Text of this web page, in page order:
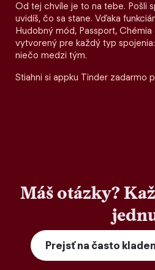
Od tej chvíle je to na tebe. Pošli
uvidíš, čo sa stane. Vďaka
Hudobný mód, Passport,
vytvorený pre každý typ
niečo medzi tým.
Stiahni si appku Tinder zadarmo
Máš otázky?
Prejsť na často